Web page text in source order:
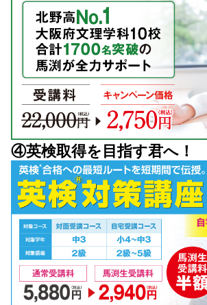
④英検取得を目指す君へ！